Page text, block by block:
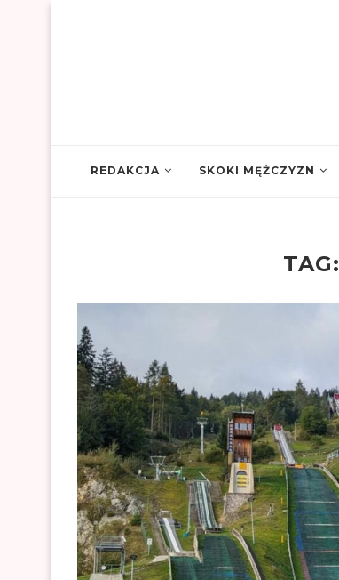
REDAKCJA SKOKI MĘŻCZYZN
TAG: